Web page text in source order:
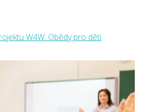
W4W: Obědy pro děti